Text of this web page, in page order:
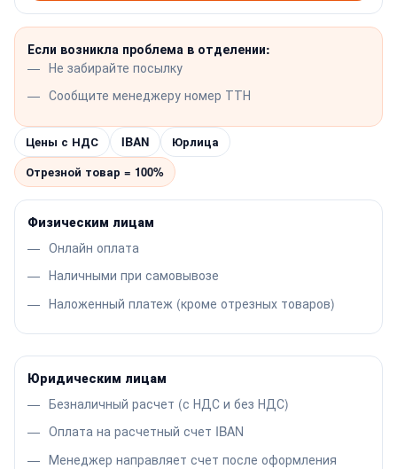
Если возникла проблема в отделении:
Не забирайте посылку
Сообщите менеджеру номер ТТН
Цены с НДС IBAN
Юрлица
Отрезной товар = 100%
Физическим лицам
Онлайн оплата
Наличными при самовывозе
Наложенный платеж (кроме отрезных товаров)
Юридическим лицам
Безналичный расчет (с НДС и без НДС)
Оплата на расчетный счет IBAN
Менеджер направляет счет после оформления